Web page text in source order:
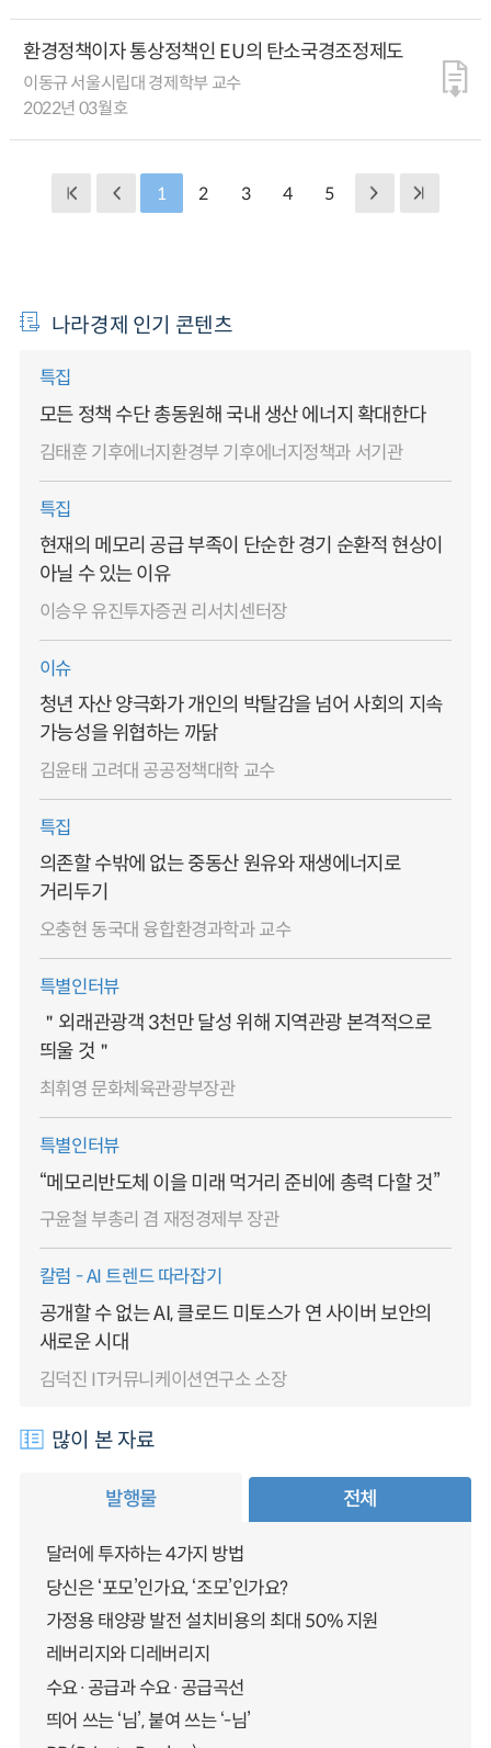
환경정책이자 통상정책인 EU의 탄소국경조정제도
이동규 서울시립대 경제학부 교수
2022년 03월호
1 2 3 4 5
나라경제 인기 콘텐츠
특집
모든 정책 수단 총동원해 국내 생산 에너지 확대한다
김태훈 기후에너지환경부 기후에너지정책과 서기관
특집
현재의 메모리 공급 부족이 단순한 경기 순환적 현상이
아닐 수 있는 이유
이승우 유진투자증권 리서치센터장
이슈
청년 자산 양극화가 개인의 박탈감을 넘어 사회의 지속
가능성을 위협하는 까닭
김윤태 고려대 공공정책대학 교수
특집
의존할 수밖에 없는 중동산 원유와 재생에너지로
거리두기
오충현 동국대 융합환경과학과 교수
특별인터뷰
＂외래관광객 3천만 달성 위해 지역관광 본격적으로
띄울 것＂
최휘영 문화체육관광부장관
특별인터뷰
“메모리반도체 이을 미래 먹거리 준비에 총력 다할 것”
구윤철 부총리 겸 재정경제부 장관
칼럼 - AI 트렌드 따라잡기
공개할 수 없는 AI, 클로드 미토스가 연 사이버 보안의
새로운 시대
김덕진 IT커뮤니케이션연구소 소장
많이 본 자료
발행물 전체
달러에 투자하는 4가지 방법
당신은 ‘포모’인가요, ‘조모’인가요?
가정용 태양광 발전 설치비용의 최대 50% 지원
레버리지와 디레버리지
수요·공급과 수요·공급곡선
띄어 쓰는 ‘님’, 붙여 쓰는 ‘-님’